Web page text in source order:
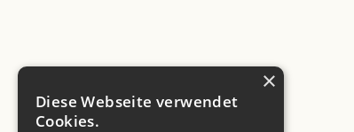
×
Diese Webseite verwendet
Cookies.